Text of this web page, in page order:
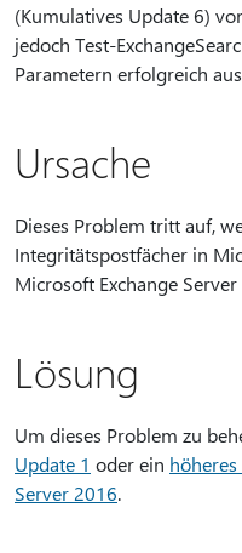
(Kumulatives Update 6)
jedoch Test-
Parametern erfolgreich
Ursache
Dieses Problem tritt auf,
Integritätspostfächer in
Microsoft Exchange
Lösung
Um dieses Problem zu
Update 1 oder ein
Server 2016.